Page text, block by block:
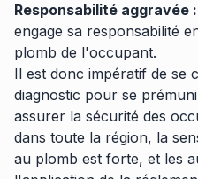
Responsabilité aggravée :
engage sa responsabilité
plomb de l'occupant.
Il est donc impératif de se
diagnostic pour se
assurer la sécurité des
dans toute la région, la
au plomb est forte, et les